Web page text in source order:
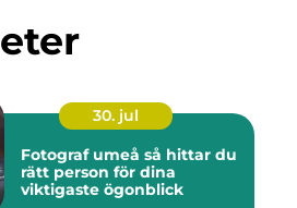
30. jul
Fotograf umeå så hittar du
rätt person för dina
viktigaste ögonblick